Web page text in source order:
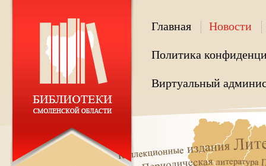
Главная Новости
Политика
Виртуальный